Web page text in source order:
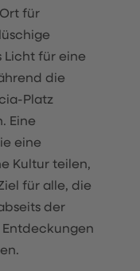
für
Licht für eine
die
Platz
Eine
eine
Kultur teilen,
für alle, die
der